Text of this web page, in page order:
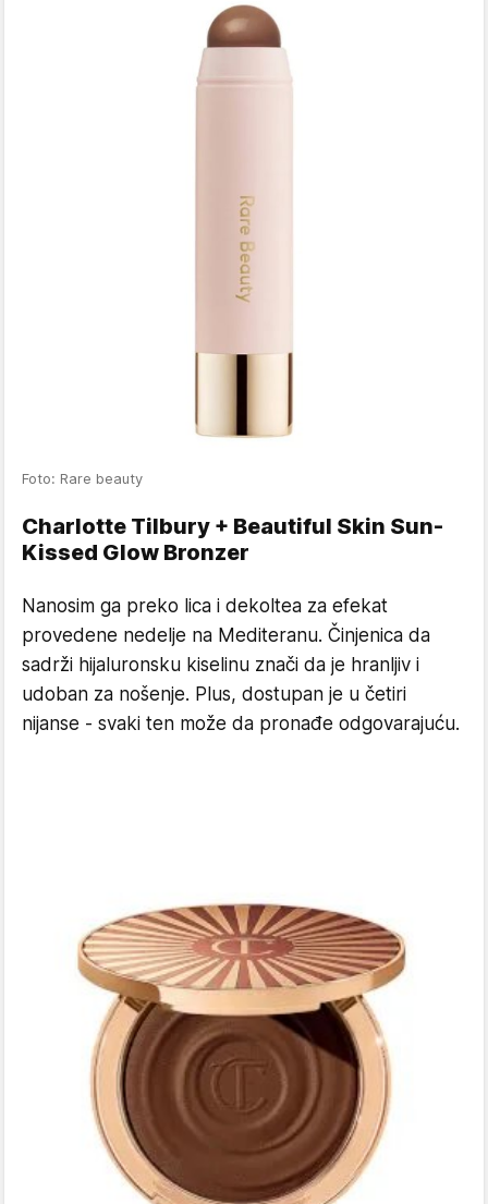
Foto: Rare beauty
Charlotte Tilbury + Beautiful Skin Sun-
Kissed Glow Bronzer
Nanosim ga preko lica i dekoltea za efekat
provedene nedelje na Mediteranu. Činjenica da
sadrži hijaluronsku kiselinu znači da je hranljiv i
udoban za nošenje. Plus, dostupan je u četiri
nijanse - svaki ten može da pronađe odgovarajuću.